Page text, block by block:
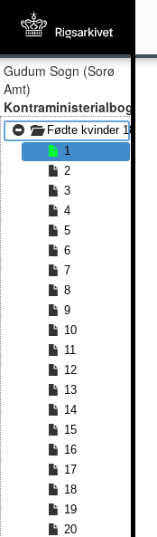
Gudum Sogn (Sorø
Amt)
Kontraministerialbog
Fødte kvinder 1813
1
2
3
4
5
6
7
8
9
10
11
12
13
14
15
16
17
18
19
20